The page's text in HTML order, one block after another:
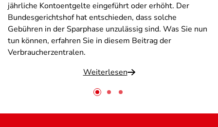
jährliche Kontoentgelte eingeführt oder erhöht. Der
Bundesgerichtshof hat entschieden, dass solche
Gebühren in der Sparphase unzulässig sind. Was Sie nun
tun können, erfahren Sie in diesem Beitrag der
Verbraucherzentralen.
Weiterlesen